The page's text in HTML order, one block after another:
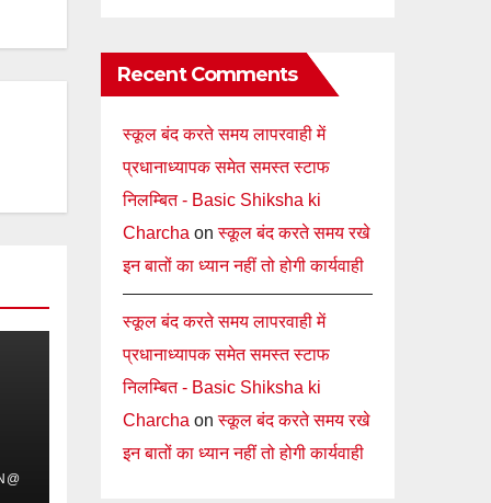
Recent Comments
स्कूल बंद करते समय लापरवाही में
प्रधानाध्यापक समेत समस्त स्टाफ
निलम्बित - Basic Shiksha ki
Charcha onस्कूल बंद करते समय रखे
इन बातों का ध्यान नहीं तो होगी कार्यवाही
स्कूल बंद करते समय लापरवाही में
प्रधानाध्यापक समेत समस्त स्टाफ
निलम्बित - Basic Shiksha ki
Charcha onस्कूल बंद करते समय रखे
इन बातों का ध्यान नहीं तो होगी कार्यवाही